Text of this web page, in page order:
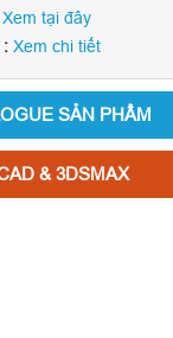
Xem tại đây
:Xem chi tiết
SẢN PHẨM
& 3DSMAX